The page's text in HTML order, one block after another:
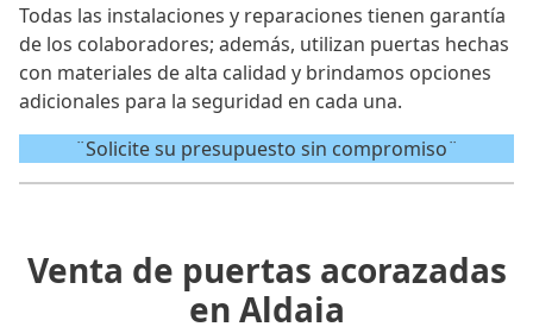
Todas las instalaciones y reparaciones tienen garantía
de los colaboradores; además, utilizan puertas hechas
con materiales de alta calidad y brindamos opciones
adicionales para la seguridad en cada una.
¨Solicite su presupuesto sin compromiso¨
Venta de puertas acorazadas
en Aldaia